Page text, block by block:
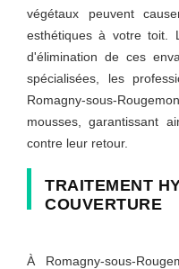
végétaux peuvent
esthétiques à votre toit.
d'élimination de ces
spécialisées, les
Romagny-sous-
mousses, garantissant
contre leur retour.
TRAITEMENT
COUVERTURE
À Romagny-sous-